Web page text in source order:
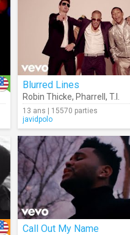
Blurred Lines
Robin Thicke, Pharrell , T.I.
13 ans | 15570 parties
javidpolo
Call Out My Name